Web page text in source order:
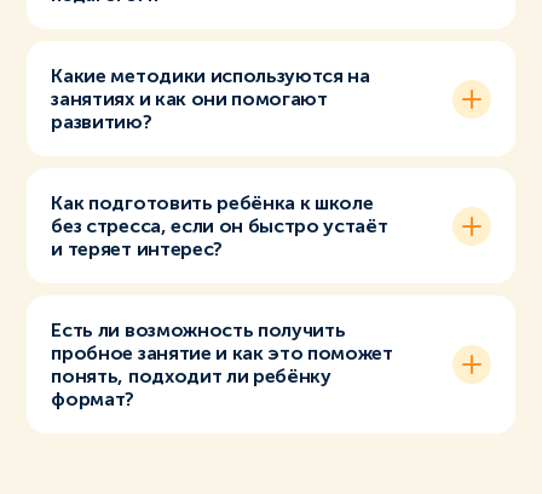
Какие методики используются на
занятиях и как они помогают
развитию?
Как подготовить ребёнка к школе
без стресса, если он быстро устаёт
и теряет интерес?
Есть ли возможность получить
пробное занятие и как это поможет
понять, подходит ли ребёнку
формат?